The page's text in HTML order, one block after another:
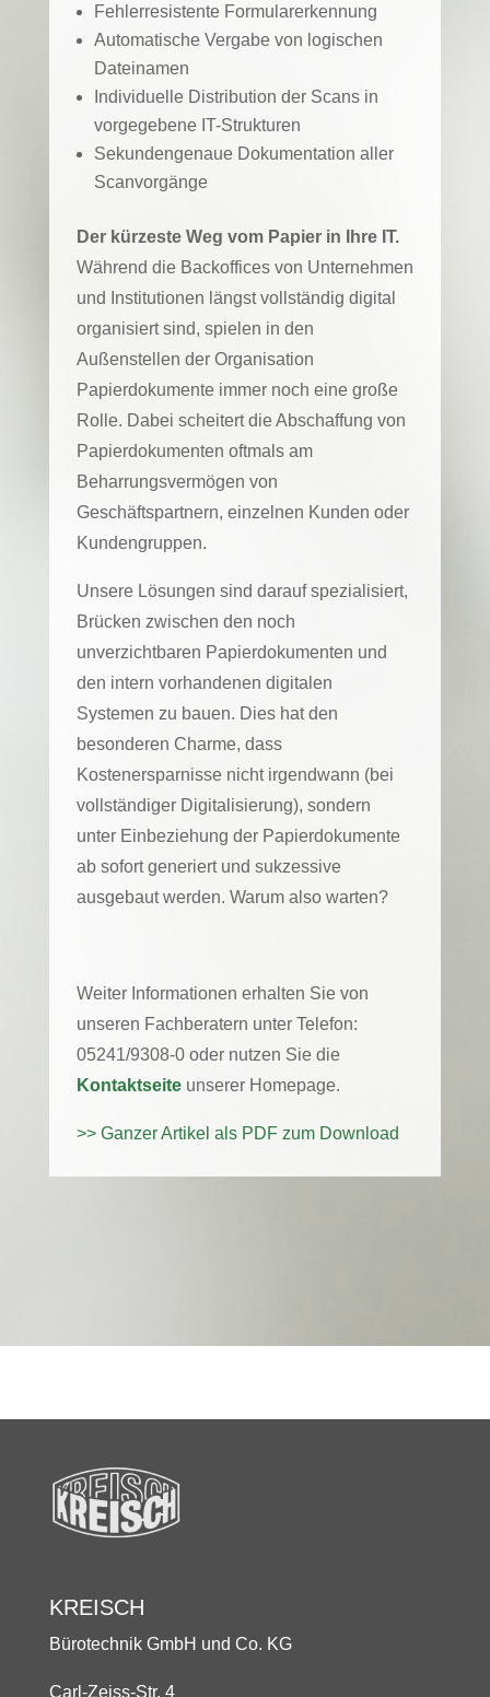
Fehlerresistente Formularerkennung
Automatische Vergabe von logischen
Dateinamen
Individuelle Distribution der Scans in
vorgegebene IT-Strukturen
Sekundengenaue Dokumentation aller
Scanvorgänge
Der kürzeste Weg vom Papier in Ihre IT.
Während die Backoffices von Unternehmen
und Institutionen längst vollständig digital
organisiert sind, spielen in den
Außenstellen der Organisation
Papierdokumente immer noch eine große
Rolle. Dabei scheitert die Abschaffung von
Papierdokumenten oftmals am
Beharrungsvermögen von
Geschäftspartnern, einzelnen Kunden oder
Kundengruppen.
Unsere Lösungen sind darauf spezialisiert,
Brücken zwischen den noch
unverzichtbaren Papierdokumenten und
den intern vorhandenen digitalen
Systemen zu bauen. Dies hat den
besonderen Charme, dass
Kostenersparnisse nicht irgendwann (bei
vollständiger Digitalisierung), sondern
unter Einbeziehung der Papierdokumente
ab sofort generiert und sukzessive
ausgebaut werden. Warum also warten?
Weiter Informationen erhalten Sie von
unseren Fachberatern unter Telefon:
05241/9308-0 oder nutzen Sie die
Kontaktseiteunserer Homepage.
>> Ganzer Artikel als PDF zum Download
KREISCH
Bürotechnik GmbH und Co. KG
Carl-Zeiss-Str. 4